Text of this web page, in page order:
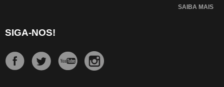
SAIBA MAIS
SIGA-NOS!